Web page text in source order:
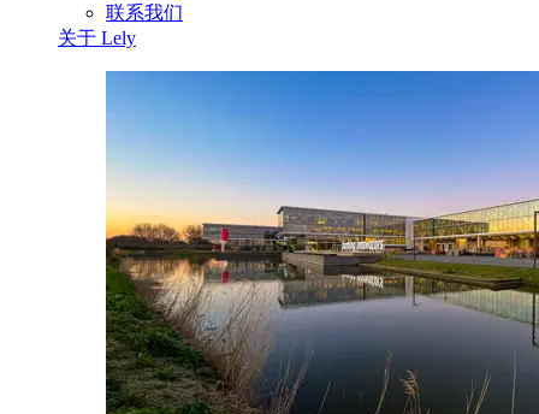
联系我们
关于 Lely